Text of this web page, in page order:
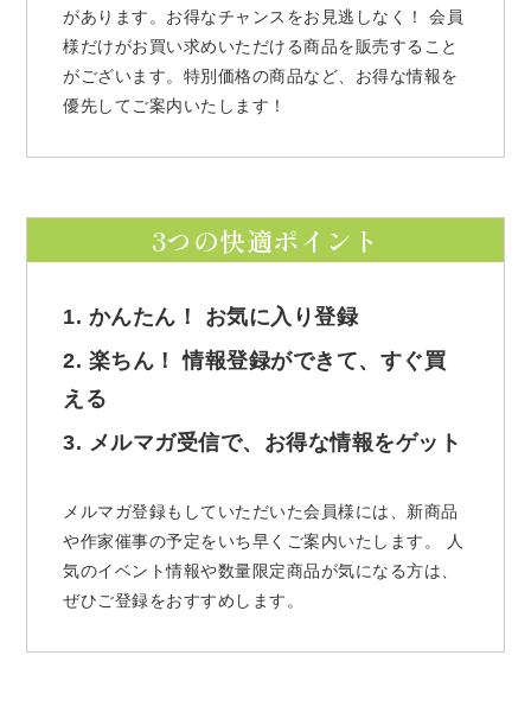
があります。お得なチャンスをお見逃しなく！ 会員
様だけがお買い求めいただける商品を販売すること
がございます。特別価格の商品など、お得な情報を
優先してご案内いたします！
3つの快適ポイント
1. かんたん！ お気に入り登録
2. 楽ちん！ 情報登録ができて、すぐ買
える
3. メルマガ受信で、お得な情報をゲット
メルマガ登録もしていただいた会員様には、新商品
や作家催事の予定をいち早くご案内いたします。 人
気のイベント情報や数量限定商品が気になる方は、
ぜひご登録をおすすめします。